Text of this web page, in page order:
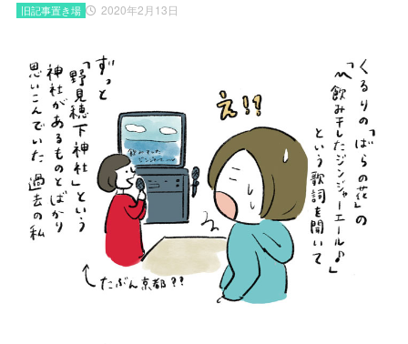
2020年2月13日
旧記事置き場